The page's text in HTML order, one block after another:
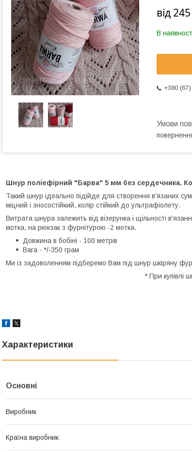
від
В
+380
Шнур поліефірний "Барва" 5 мм без сердечника.
Такий шнур ідеально підійде для створення в'язаних
міцний і зносостійкий, колір стійкий до ультрафіолету.
Витрата шнура залежить від візерунка і щільності
мотка, на рюкзак з фурнітурою -2 мотка.
Довжина в бобіні - 100 метрів
Вага - */-350 грам
Ми із задоволенням підберемо Вам під шнур шкіряну
* При купівлі
Характеристики
Основні
Виробник
Країна виробник